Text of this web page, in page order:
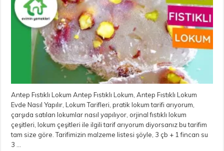
Antep Fıstıklı Lokum Antep Fıstıklı Lokum, Antep Fıstıklı Lokum
Evde Nasıl Yapılır, Lokum Tarifleri, pratik lokum tarifi arıyorum,
çarşıda satılan lokumlar nasıl yapılıyor, orjinal fıstıklı lokum
çeşitleri, lokum çeşitleri ile ilgili tarif arıyorum diyorsanız bu tarifim
tam size göre. Tarifimizin malzeme listesi şöyle, 3 çb + 1 fincan su
3 …